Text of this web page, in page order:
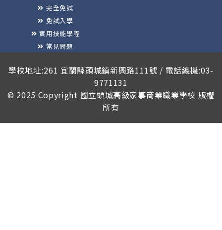
完全免試
免試入學
實用技能學程
常見問題
學校地址:261 宜蘭縣頭城鎮新興路111號 / 電話總機:03-
9771131
© 2025 Copyright 國立頭城高級家事商業職業學校 版權
所有